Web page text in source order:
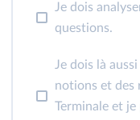
Je dois
questions.
Je dois là
notions et des
Terminale et